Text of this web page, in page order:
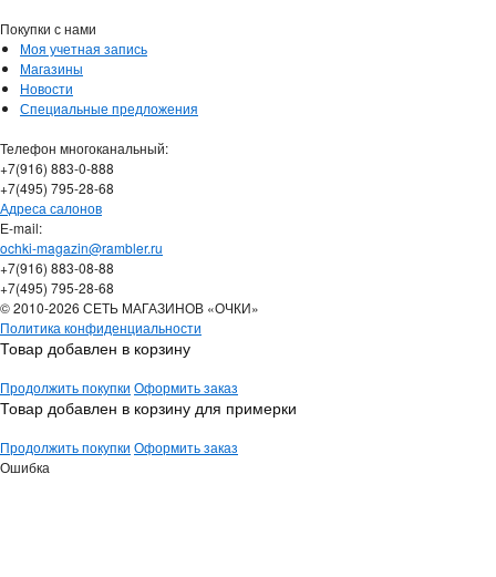
Покупки с нами
Моя учетная запись
Магазины
Новости
Специальные предложения
Телефон многоканальный:
+7(916) 883-0-888
+7(495) 795-28-68
Адреса салонов
Е-mail:
ochki-magazin@rambler.ru
+7(916) 883-08-88
+7(495) 795-28-68
© 2010-2026 СЕТЬ МАГАЗИНОВ «ОЧКИ»
Политика конфиденциальности
Товар добавлен в корзину
Продолжить покупки Оформить заказ
Товар добавлен в корзину для примерки
Продолжить покупки Оформить заказ
Ошибка